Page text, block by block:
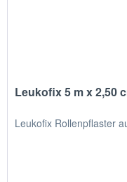
Leukofix 5 m x 2,50
Leukofix Rollenpflaster